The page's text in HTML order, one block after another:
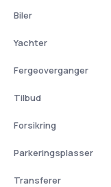
Biler
Yachter
Fergeoverganger
Tilbud
Forsikring
Parkeringsplasser
Transferer